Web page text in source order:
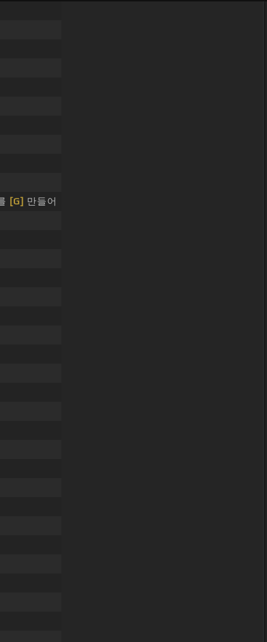
[G] 만들어